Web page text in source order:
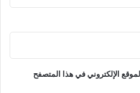
الإلكتروني في هذا المتصفح